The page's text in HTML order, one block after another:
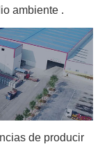
ambiente .
de producir